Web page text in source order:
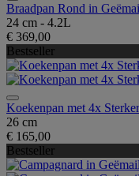
Braadpan Rond in
24 cm - 4.2L
€ 369,00
Bestseller
Koekenpan met 4x
26 cm
€ 165,00
Bestseller